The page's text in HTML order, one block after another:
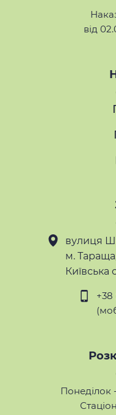
від
вулиця
м. Тараща
Київська
+38
Понеділок